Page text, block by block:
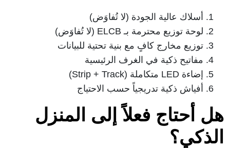
أسلاك عالية الجودة (لا تُفاوَض)
لوحة توزيع محترمة بـ ELCB (لا تُفاوَض)
توزيع مخارج كافٍ مع بنية تحتية للبيانات
مفاتيح ذكية في الغرف الرئيسية
إضاءة LED متكاملة (Strip + Track)
أفياش ذكية تدريجياً حسب الاحتياج
هل أحتاج فعلاً إلى المنزل
الذكي؟